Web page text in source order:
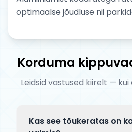
optimaalse jõudluse nii
Korduma
Leidsid vastused kiirelt — kui
Kas see tõukeratas on